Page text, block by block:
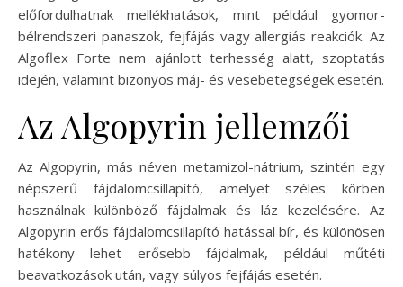
előfordulhatnak mellékhatások, mint például gyomor-
bélrendszeri panaszok, fejfájás vagy allergiás reakciók. Az
Algoflex Forte nem ajánlott terhesség alatt, szoptatás
idején, valamint bizonyos máj- és vesebetegségek esetén.
Az Algopyrin jellemzői
Az Algopyrin, más néven metamizol-nátrium, szintén egy
népszerű fájdalomcsillapító, amelyet széles körben
használnak különböző fájdalmak és láz kezelésére. Az
Algopyrin erős fájdalomcsillapító hatással bír, és különösen
hatékony lehet erősebb fájdalmak, például műtéti
beavatkozások után, vagy súlyos fejfájás esetén.